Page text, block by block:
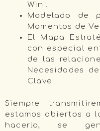
Win”.
Modelado de
Momentos de
El Mapa
con especial
de las
Necesidades
Clave.
Siempre
estamos abiertos a
hacerlo, se